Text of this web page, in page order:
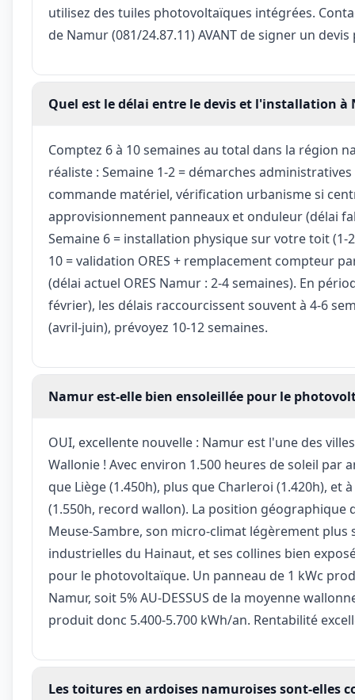
utilisez des tuiles photovoltaïques intégrées.
de Namur (081/24.87.11) AVANT de signer un
Quel est le délai entre le devis et l'installation à
Comptez 6 à 10 semaines au total dans la région
réaliste : Semaine 1-2 = démarches administratives
commande matériel, vérification urbanisme si
approvisionnement panneaux et onduleur (délai
Semaine 6 = installation physique sur votre toit (1-
10 = validation ORES + remplacement compteur
(délai actuel ORES Namur : 2-4 semaines). En
février), les délais raccourcissent souvent à 4-6
(avril-juin), prévoyez 10-12 semaines.
Namur est-elle bien ensoleillée pour le
OUI, excellente nouvelle : Namur est l'une des
Wallonie ! Avec environ 1.500 heures de soleil par
que Liège (1.450h), plus que Charleroi (1.420h), et
(1.550h, record wallon). La position géographique
Meuse-Sambre, son micro-climat légèrement plus
industrielles du Hainaut, et ses collines bien
pour le photovoltaïque. Un panneau de 1 kWc
Namur, soit 5% AU-DESSUS de la moyenne
produit donc 5.400-5.700 kWh/an. Rentabilité
Les toitures en ardoises namuroises sont-elles